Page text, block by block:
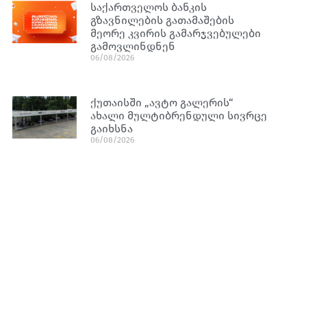
საქართველოს ბანკის
გზავნილების გათამაშების
მეორე კვირის გამარჯვებულები
გამოვლინდნენ
06/08/2026
ქუთაისში „ავტო გალერის“
ახალი მულტიბრენდული სივრცე
გაიხსნა
06/08/2026